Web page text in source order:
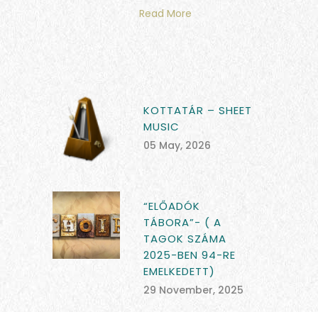
Read More
KOTTATÁR – SHEET
MUSIC
05 May, 2026
“ELŐADÓK
TÁBORA”- ( A
TAGOK SZÁMA
2025-BEN 94-RE
EMELKEDETT)
29 November, 2025